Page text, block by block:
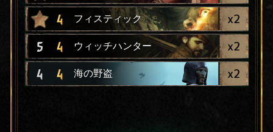
4 フィスティック x2
5 4 ウィッチハンター x2
4 4 海の野盗 x2